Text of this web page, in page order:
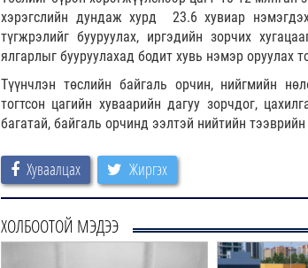
хэрэгслийн дундаж хурд 23.6 хувиар
түгжрэлийг бууруулах, иргэдийн зорчих
ялгарлыг бууруулахад бодит хувь нэмэр оруулах
Түүнчлэн төслийн байгаль орчин, нийгмийн
тогтсон цагийн хуваарийн дагуу зорчдог,
багатай, байгаль орчинд ээлтэй нийтийн
Хуваалцах Жиргэх
ХОЛБООТОЙ МЭДЭЭ